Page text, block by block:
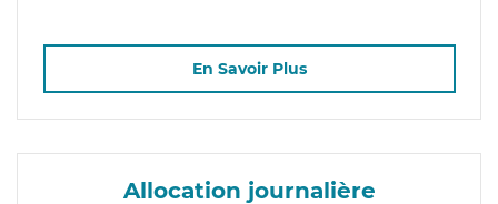
En Savoir Plus
Allocation journalière